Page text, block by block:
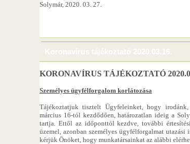
Solymár, 2020. 03. 27.
Koronavírus tájékoztató 2020.03.16.
KORONAVÍRUS TÁJÉKOZTATÓ
Személyes ügyfélforgalom korlátozása
Tájékoztatjuk tisztelt Ügyfeleinket, hogy irodánk,
március 16-tól kezdődően, határozatlan ideig a
tartja. Ettől az időponttól kezdve, további
üzemel, azonban személyes ügyfélforgalmat
kérjük Önöket, hogy munkatársainkat az alábbi